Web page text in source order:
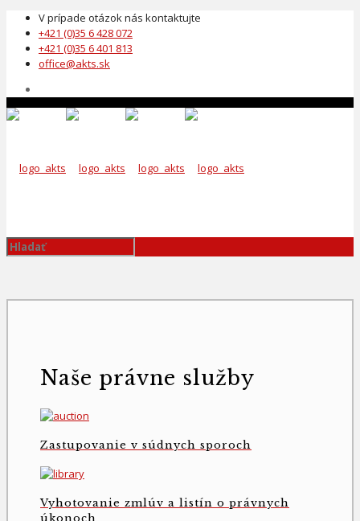
V prípade otázok nás kontaktujte
+421 (0)35 6 428 072
+421 (0)35 6 401 813
office@akts.sk
Naše právne služby
Zastupovanie v súdnych sporoch
Vyhotovanie zmlúv a listín o právnych